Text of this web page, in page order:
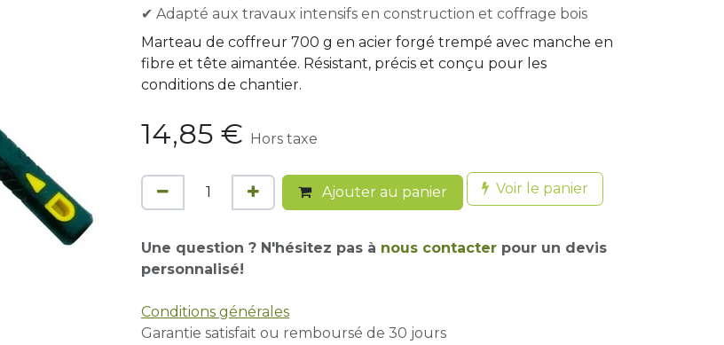
✔ Adapté aux travaux intensifs en construction et coffrage bois
Marteau de coffreur 700 g en acier forgé trempé avec manche en
fibre et tête aimantée. Résistant, précis et conçu pour les
conditions de chantier.
14,85 € Hors taxe
Ajouter au panier Voir le panier
Une question ? N'hésitez pas à nous contacter pour un devis
personnalisé!
Conditions générales
Garantie satisfait ou remboursé de 30 jours